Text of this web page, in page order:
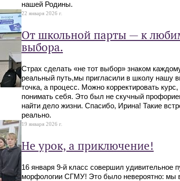
нашей Родины.
22 января 2026 г.
От школьной парты — к
выбора.
Страх сделать «не тот выбор» знаком
реальный путь,мы пригласили в школу нашу
точка, а процесс. Можно корректировать
понимать себя. Это был не скучный
найти дело жизни. Спасибо, Ирина! Такие
реально.
19 января 2026 г.
Не урок, а приключение!
16 января 9-й класс совершил
морфологии СГМУ! Это было невероятно: мы